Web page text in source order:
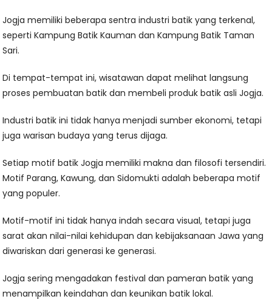
Jogja memiliki beberapa sentra industri batik yang terkenal,
seperti Kampung Batik Kauman dan Kampung Batik Taman
Sari.
Di tempat-tempat ini, wisatawan dapat melihat langsung
proses pembuatan batik dan membeli produk batik asli Jogja.
Industri batik ini tidak hanya menjadi sumber ekonomi, tetapi
juga warisan budaya yang terus dijaga.
Setiap motif batik Jogja memiliki makna dan filosofi tersendiri.
Motif Parang, Kawung, dan Sidomukti adalah beberapa motif
yang populer.
Motif-motif ini tidak hanya indah secara visual, tetapi juga
sarat akan nilai-nilai kehidupan dan kebijaksanaan Jawa yang
diwariskan dari generasi ke generasi.
Jogja sering mengadakan festival dan pameran batik yang
menampilkan keindahan dan keunikan batik lokal.